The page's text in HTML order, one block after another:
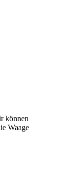
können
Waage